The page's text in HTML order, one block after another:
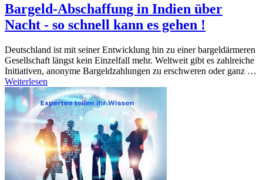
Bargeld-Abschaffung in Indien über
Nacht - so schnell kann es gehen !
Deutschland ist mit seiner Entwicklung hin zu einer bargeldärmeren
Gesellschaft längst kein Einzelfall mehr. Weltweit gibt es zahlreiche
Initiativen, anonyme Bargeldzahlungen zu erschweren oder ganz …
Weiterlesen